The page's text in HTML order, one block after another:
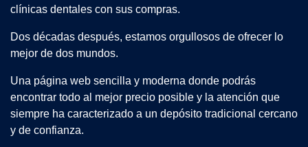
clínicas dentales con sus compras.
Dos décadas después, estamos orgullosos de ofrecer lo
mejor de dos mundos.
Una página web sencilla y moderna donde podrás
encontrar todo al mejor precio posible y la atención que
siempre ha caracterizado a un depósito tradicional cercano
y de confianza.